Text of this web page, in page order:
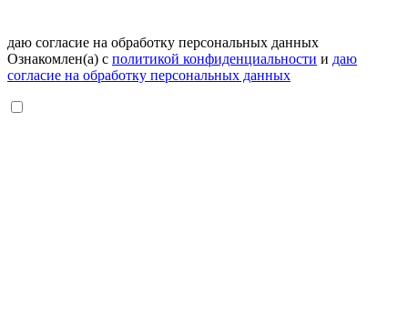
даю согласие на обработку персональных данных
Ознакомлен(а) с политикой конфиденциальности и даю
согласие на обработку персональных данных